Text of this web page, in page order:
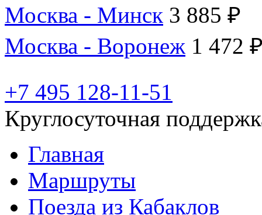
Москва - Минск 3 885 ₽
Москва - Воронеж 1 472
+7 495 128-11-51
Круглосуточная
Главная
Маршруты
Поезда из Кабаклов